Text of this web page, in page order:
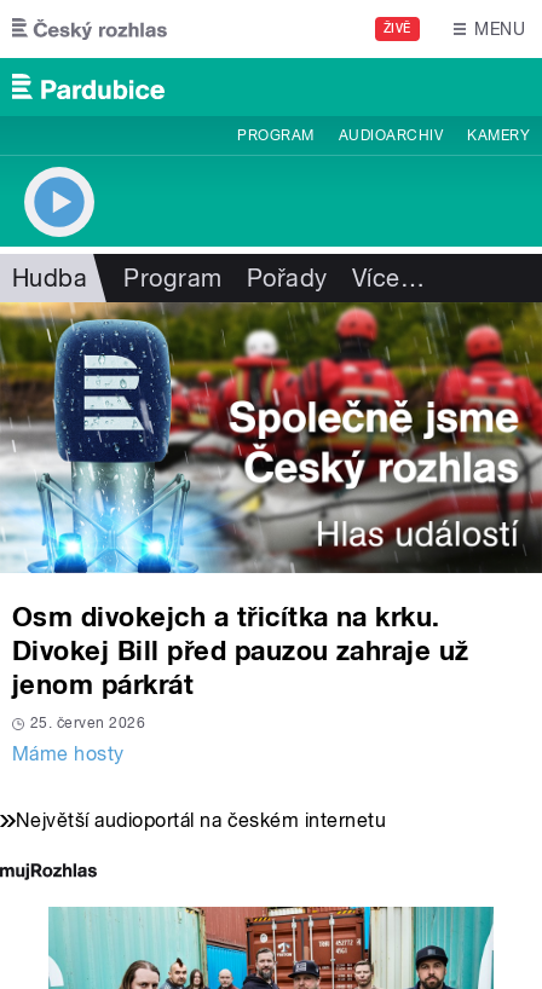
Přejít k hlavnímu obsahu
ŽIVĚ MENU
PROGRAM AUDIOARCHIV KAMERY
Hudba Program Pořady Více…
Osm divokejch a třicítka na krku.
Divokej Bill před pauzou zahraje už
jenom párkrát
25. červen 2026
Máme hosty
Největší audioportál na českém internetu